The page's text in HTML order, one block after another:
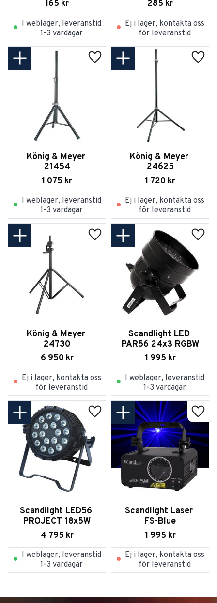
165 kr
I weblager, leveranstid
1-3 vardagar
285 kr
Ej i lager, kontakta oss
för leveranstid
König & Meyer
21454
1 075 kr
Lägg till i favoriter
I weblager, leveranstid
1-3 vardagar
König & Meyer
24625
1 720 kr
Ej i lager, kontakta oss
för leveranstid
König & Meyer
24730
6 950 kr
Lägg till i favoriter
Ej i lager, kontakta oss
för leveranstid
Scandlight LED
PAR56 24x3 RGBW
1 995 kr
I weblager, leveranstid
1-3 vardagar
Scandlight LED56
PROJECT 18x5W
4 795 kr
Lägg till i favoriter
I weblager, leveranstid
1-3 vardagar
Scandlight Laser
FS-Blue
1 995 kr
Ej i lager, kontakta oss
för leveranstid